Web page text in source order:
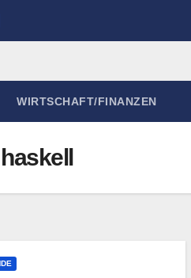
WIRTSCHAFT/FINANZEN
haskell